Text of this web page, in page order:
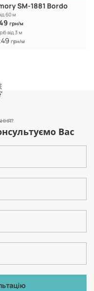
SM-1881 Bordo
60 м
грн/м
від 3 м
грн/м
Вас